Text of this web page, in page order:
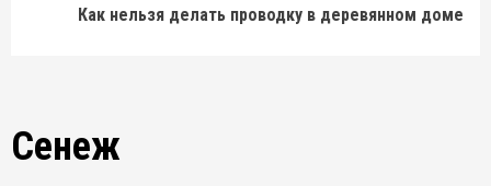
Reading
Как нельзя делать проводку в деревянном доме
Сенеж